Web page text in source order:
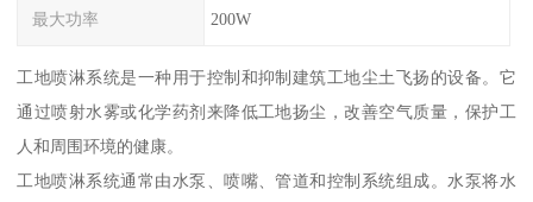
最大功率 200W
工地喷淋系统是一种用于控制和抑制建筑工地尘土飞扬的设备。它
通过喷射水雾或化学药剂来降低工地扬尘，改善空气质量，保护工
人和周围环境的健康。
工地喷淋系统通常由水泵、喷嘴、管道和控制系统组成。水泵将水